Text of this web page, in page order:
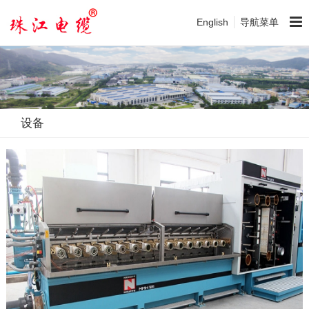
English 导航菜单
设备